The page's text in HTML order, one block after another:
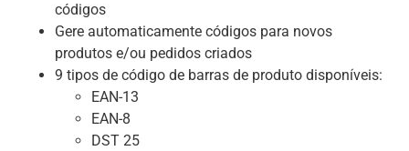
códigos
Gere automaticamente códigos para novos
produtos e/ou pedidos criados
9 tipos de código de barras de produto disponíveis:
EAN-13
EAN-8
DST 25